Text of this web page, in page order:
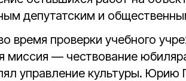
депутатским и
время проверки учебного
миссия — чествование
управление культуры.